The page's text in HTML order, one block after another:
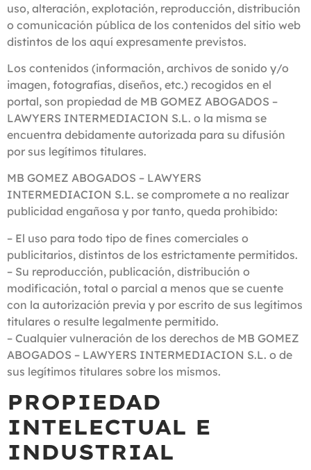
uso, alteración, explotación, reproducción, distribución
o comunicación pública de los contenidos del sitio web
distintos de los aquí expresamente previstos.
Los contenidos (información, archivos de sonido y/o
imagen, fotografías, diseños, etc.) recogidos en el
portal, son propiedad de MB GOMEZ ABOGADOS –
LAWYERS INTERMEDIACION S.L. o la misma se
encuentra debidamente autorizada para su difusión
por sus legítimos titulares.
MB GOMEZ ABOGADOS – LAWYERS
INTERMEDIACION S.L. se compromete a no realizar
publicidad engañosa y por tanto, queda prohibido:
– El uso para todo tipo de fines comerciales o
publicitarios, distintos de los estrictamente permitidos.
– Su reproducción, publicación, distribución o
modificación, total o parcial a menos que se cuente
con la autorización previa y por escrito de sus legítimos
titulares o resulte legalmente permitido.
– Cualquier vulneración de los derechos de MB GOMEZ
ABOGADOS – LAWYERS INTERMEDIACION S.L. o de
sus legítimos titulares sobre los mismos.
PROPIEDAD
INTELECTUAL E
INDUSTRIAL